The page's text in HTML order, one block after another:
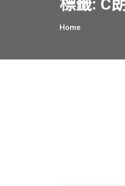
標籤: C朗
Home